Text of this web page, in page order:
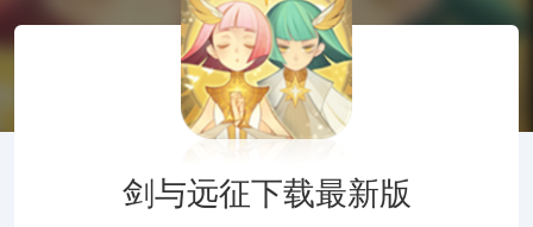
剑与远征下载最新版